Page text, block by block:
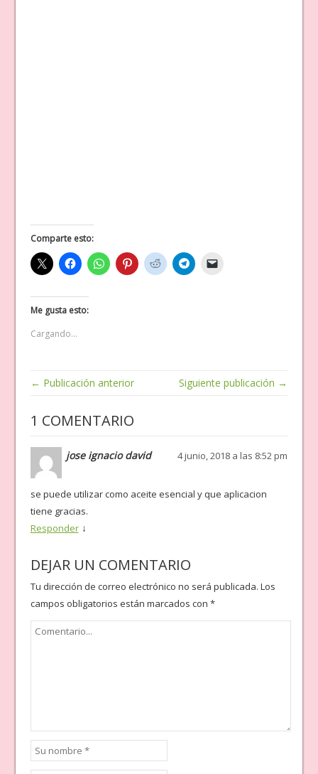
Comparte esto:
Me gusta esto:
Cargando...
← Publicación anterior Siguiente publicación →
1 COMENTARIO
jose ignacio david 4 junio, 2018 a las 8:52 pm
se puede utilizar como aceite esencial y que aplicacion
tiene gracias.
Responder ↓
DEJAR UN COMENTARIO
Tu dirección de correo electrónico no será publicada. Los
campos obligatorios están marcados con *